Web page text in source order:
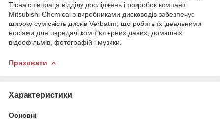
Тісна співпраця відділу досліджень і розробок компанії
Mitsubishi Chemical з виробниками дисководів забезпечує
широку сумісність дисків Verbatim, що робить їх ідеальними
носіями для передачі комп"ютерних даних, домашніх
відеофільмів, фотографій і музики.
Приховати
Характеристики
Основні